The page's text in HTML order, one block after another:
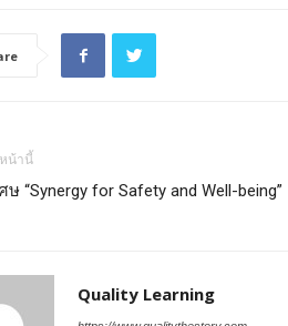
น้านี้
“Synergy for Safety and Well-being”
Quality Learning